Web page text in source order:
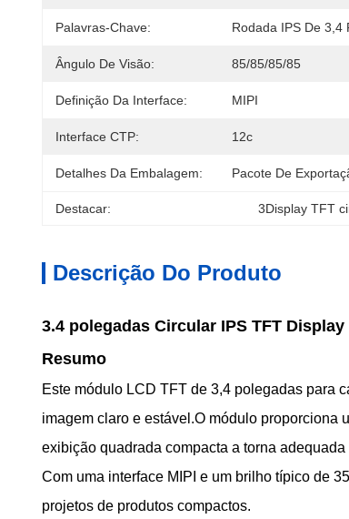
Palavras-Chave: Rodada IPS De 3,4
Ângulo De Visão: 85/85/85/85
Definição Da Interface: MIPI
Interface CTP: 12c
Detalhes Da Embalagem: Pacote De
Destacar: 3Display TFT
Descrição Do Produto
3.4 polegadas Circular IPS TFT
Resumo
Este módulo LCD TFT de 3,4 polegadas para
imagem claro e estável.O módulo proporciona
exibição quadrada compacta a torna
Com uma interface MIPI e um brilho típico de
projetos de produtos compactos.